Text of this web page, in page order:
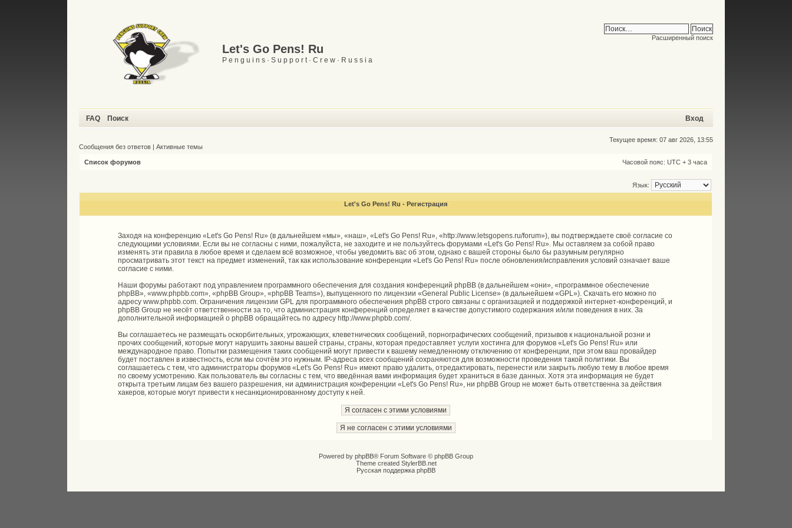
Let's Go Pens! Ru
P e n g u i n s · S u p p o r t · C r e w · R u s s i a
Расширенный поиск
FAQ Поиск Вход
Текущее время: 07 авг 2026, 13:55
Сообщения без ответов |Активные темы
Список форумов Часовой пояс: UTC + 3 часа
Язык:
Let's Go Pens! Ru - Регистрация
Заходя на конференцию «Let's Go Pens! Ru» (в дальнейшем «мы», «наш», «Let's Go Pens! Ru», «http://www.letsgopens.ru/forum»), вы подтверждаете своё согласие со
следующими условиями. Если вы не согласны с ними, пожалуйста, не заходите и не пользуйтесь форумами «Let's Go Pens! Ru». Мы оставляем за собой право
изменять эти правила в любое время и сделаем всё возможное, чтобы уведомить вас об этом, однако с вашей стороны было бы разумным регулярно
просматривать этот текст на предмет изменений, так как использование конференции «Let's Go Pens! Ru» после обновления/исправления условий означает ваше
согласие с ними.
Наши форумы работают под управлением программного обеспечения для создания конференций phpBB (в дальнейшем «они», «программное обеспечение
phpBB», «www.phpbb.com», «phpBB Group», «phpBB Teams»), выпущенного по лицензии «General Public License» (в дальнейшем «GPL»). Скачать его можно по
адресуwww.phpbb.com. Ограничения лицензии GPL для программного обеспечения phpBB строго связаны с организацией и поддержкой интернет-конференций, и
phpBB Group не несёт ответственности за то, что администрация конференций определяет в качестве допустимого содержания и/или поведения в них. За
дополнительной информацией о phpBB обращайтесь по адресу http://www.phpbb.com/.
Вы соглашаетесь не размещать оскорбительных, угрожающих, клеветнических сообщений, порнографических сообщений, призывов к национальной розни и
прочих сообщений, которые могут нарушить законы вашей страны, страны, которая предоставляет услуги хостинга для форумов «Let's Go Pens! Ru» или
международное право. Попытки размещения таких сообщений могут привести к вашему немедленному отключению от конференции, при этом ваш провайдер
будет поставлен в известность, если мы сочтём это нужным. IP-адреса всех сообщений сохраняются для возможности проведения такой политики. Вы
соглашаетесь с тем, что администраторы форумов «Let's Go Pens! Ru» имеют право удалить, отредактировать, перенести или закрыть любую тему в любое время
по своему усмотрению. Как пользователь вы согласны с тем, что введённая вами информация будет храниться в базе данных. Хотя эта информация не будет
открыта третьим лицам без вашего разрешения, ни администрация конференции «Let's Go Pens! Ru», ни phpBB Group не может быть ответственна за действия
хакеров, которые могут привести к несанкционированному доступу к ней.
Powered by phpBB® Forum Software © phpBB Group
Theme created StylerBB.net
Русская поддержка phpBB